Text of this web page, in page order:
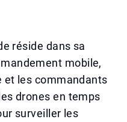
réside dans sa
mobile,
et les commandants
drones en temps
surveiller les